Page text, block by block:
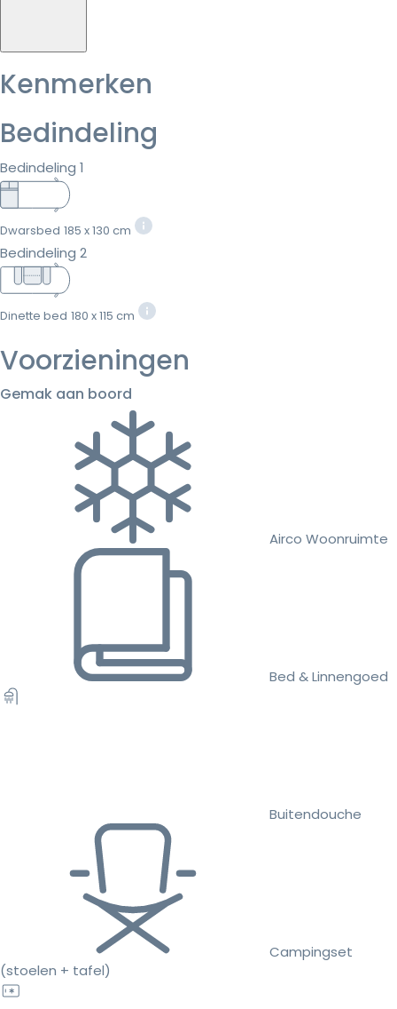
Kenmerken
Bedindeling
Bedindeling 1
Dwarsbed 185 x 130 cm
Bedindeling 2
Dinette bed 180 x 115 cm
Voorzieningen
Gemak aan boord
Airco Woonruimte
Bed & Linnengoed
Buitendouche
Campingset
(stoelen + tafel)